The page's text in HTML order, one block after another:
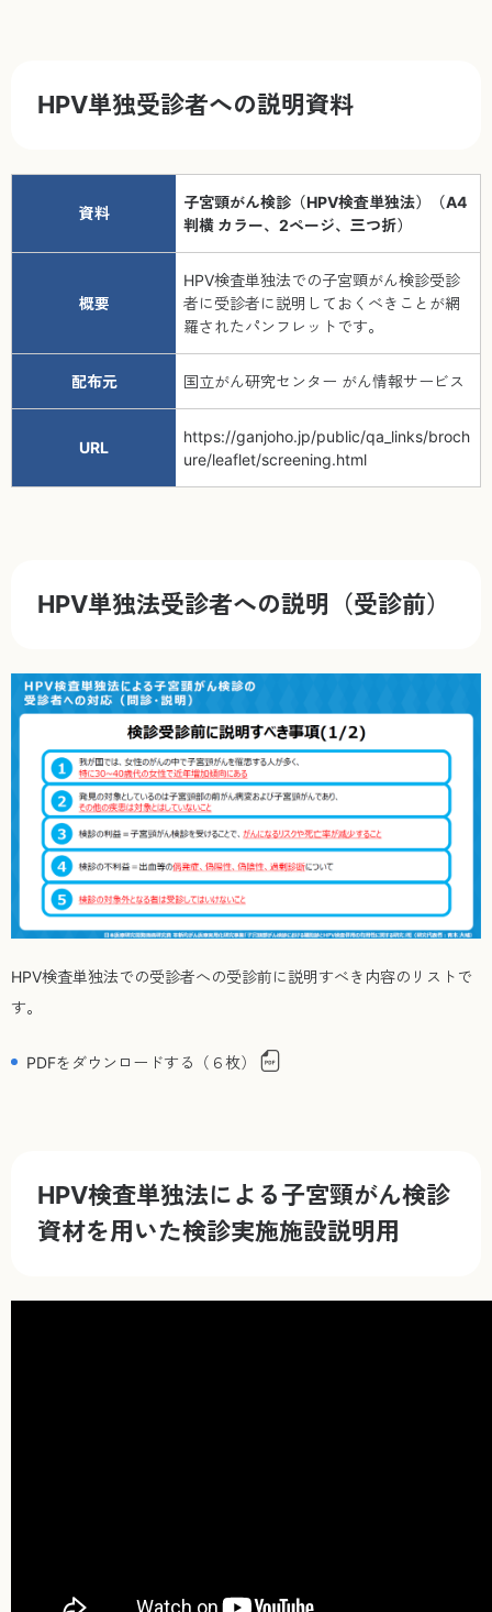
HPV単独受診者への説明資料
資料
子宮頸がん検診（HPV検査単独法）（A4
判横 カラー、2ページ、三つ折）
概要
HPV検査単独法での子宮頸がん検診受診
者に受診者に説明しておくべきことが網
羅されたパンフレットです。
配布元 国立がん研究センター がん情報サービス
URL
https://ganjoho.jp/public/qa_links/broch
ure/leaflet/screening.html
HPV単独法受診者への説明（受診前）
HPV検査単独法での受診者への受診前に説明すべき内容のリストで
す。
PDFをダウンロードする（６枚）
HPV検査単独法による子宮頸がん検診
資材を用いた検診実施施設説明用